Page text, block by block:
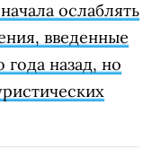
ослаблять
введенные
назад, но